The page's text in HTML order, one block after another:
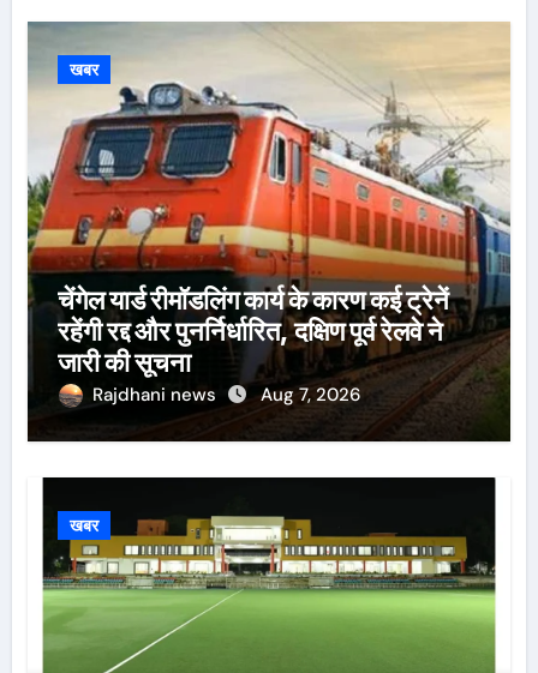
खबर
चेंगेल यार्ड रीमॉडलिंग कार्य के कारण कई ट्रेनें
रहेंगी रद्द और पुनर्निर्धारित, दक्षिण पूर्व रेलवे ने
जारी की सूचना
Rajdhani news Aug 7, 2026
खबर